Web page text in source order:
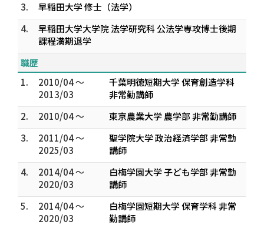
3.
早稲田大学 修士（法学）
4.
早稲田大学大学院 法学研究科 公法学専攻博士後期
課程満期退学
職歴
1.
2010/04 ～
2013/03
千葉明徳短期大学 保育創造学科
非常勤講師
2.
2010/04 ～
東京農業大学 農学部 非常勤講師
3.
2011/04 ～
2025/03
聖学院大学 政治経済学部 非常勤
講師
4.
2014/04 ～
2020/03
白梅学園大学 子ども学部 非常勤
講師
5.
2014/04 ～
2020/03
白梅学園短期大学 保育学科 非常
勤講師